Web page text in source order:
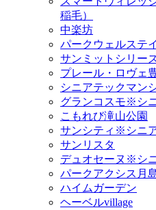
稲毛）
中楽坊
パークウェルステ
サンミットシリー
プレール・ロヴェ
シニアテックマン
グランコスモ※シ
こもれび滝山公園
サンシティ※シニ
サンリスタ
デュオセーヌ※シ
パークアクシス月
ハイムガーデン
ヘーベルvillage